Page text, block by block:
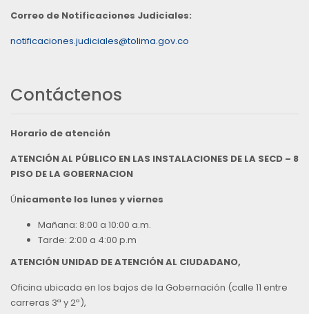
Correo de Notificaciones Judiciales:
notificaciones.judiciales@tolima.gov.co
Contáctenos
Horario de atención
ATENCIÓN AL PÚBLICO EN LAS INSTALACIONES DE LA SECD – 8
PISO DE LA GOBERNACION
Únicamente los lunes y viernes
Mañana: 8:00 a 10:00 a.m.
Tarde: 2:00 a 4:00 p.m
ATENCIÓN UNIDAD DE ATENCIÓN AL CIUDADANO,
Oficina ubicada en los bajos de la Gobernación (calle 11 entre
carreras 3ª y 2ª),